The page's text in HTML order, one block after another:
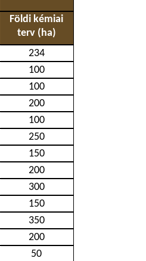
Földi kémiai
terv (ha)
234
100
100
200
100
250
150
200
300
150
350
200
50